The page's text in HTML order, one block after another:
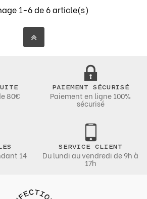
1-6 de 6 article(s)
80€
PAIEMENT SÉCURISÉ
Paiement en ligne 100%
sécurisé
14
SERVICE CLIENT
Du lundi au vendredi de 9h à
17h